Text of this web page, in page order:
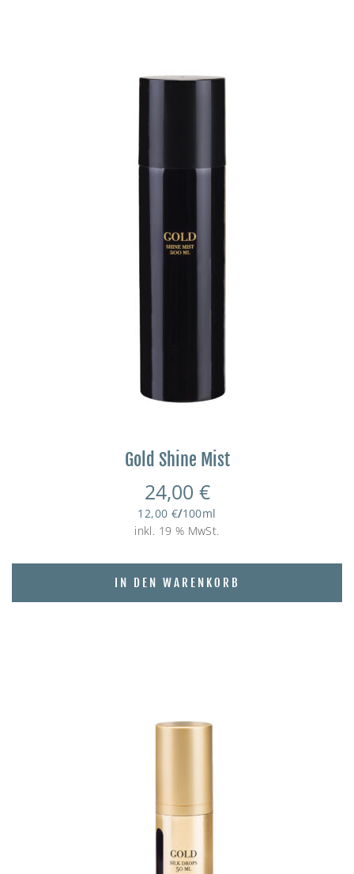
Gold Shine Mist
24,00 €
12,00 €/100ml
inkl. 19 % MwSt.
IN DEN WARENKORB